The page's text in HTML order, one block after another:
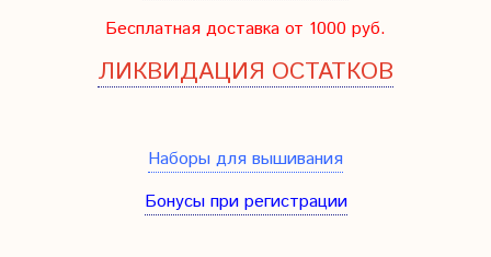
Бесплатная доставка от 1000 руб.
ЛИКВИДАЦИЯ ОСТАТКОВ
Наборы для вышивания
Бонусы при регистрации